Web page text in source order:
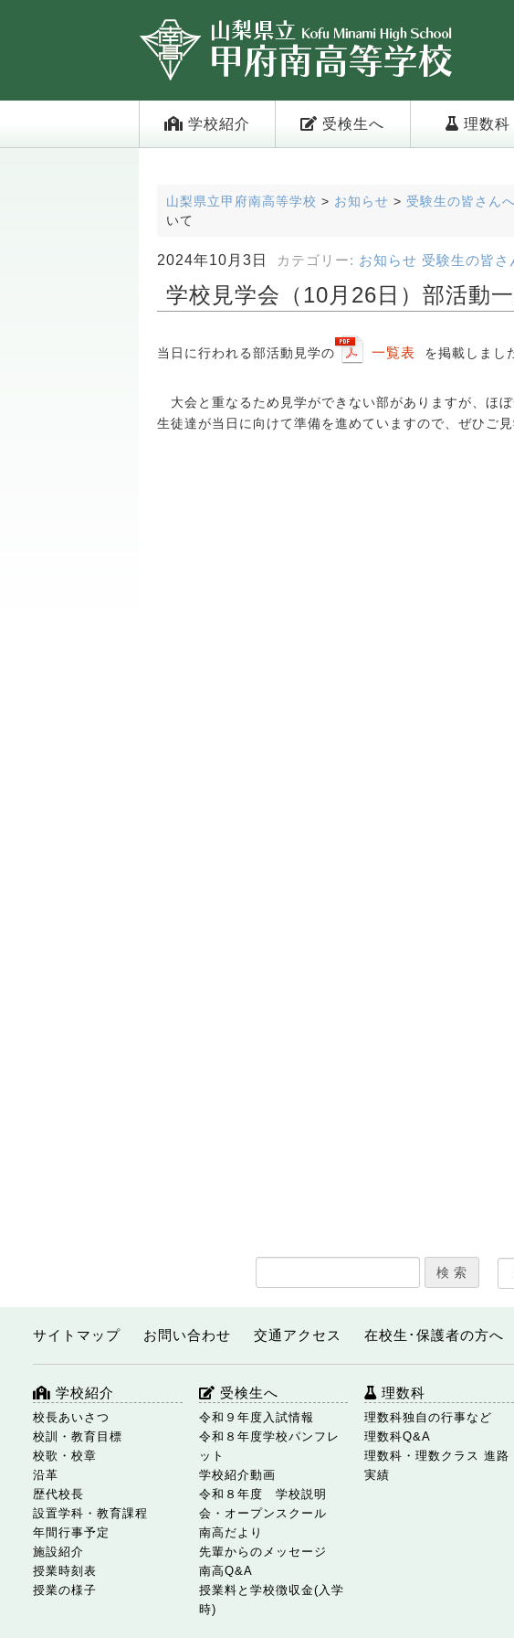
学校紹介 受検生へ 理数科
山梨県立甲府南高等学校 > お知らせ > 受験生の皆さんへ
いて
2024年10月3日 カテゴリー: お知らせ 受験生の皆さ
学校見学会（10月26日）部活動
当日に行われる部活動見学の 一覧表 を掲載しまし
大会と重なるため見学ができない部がありますが、ほぼ
生徒達が当日に向けて準備を進めていますので、ぜひご見
サイトマップ お問い合わせ 交通アクセス 在校生･保護者の方へ
学校紹介
校長あいさつ
校訓・教育目標
校歌・校章
沿革
歴代校長
設置学科・教育課程
年間行事予定
施設紹介
授業時刻表
授業の様子
受検生へ
令和９年度入試情報
令和８年度学校パンフレ
ット
学校紹介動画
令和８年度 学校説明
会・オープンスクール
南高だより
先輩からのメッセージ
南高Q&A
授業料と学校徴収金(入学
時)
理数科
理数科独自の行事など
理数科Q&A
理数科・理数クラス 進路
実績